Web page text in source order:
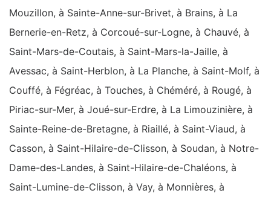
Mouzillon, à Sainte-Anne-sur-Brivet, à Brains, à La
Bernerie-en-Retz, à Corcoué-sur-Logne, à Chauvé, à
Saint-Mars-de-Coutais, à Saint-Mars-la-Jaille, à
Avessac, à Saint-Herblon, à La Planche, à Saint-Molf, à
Couffé, à Fégréac, à Touches, à Chéméré, à Rougé, à
Piriac-sur-Mer, à Joué-sur-Erdre, à La Limouzinière, à
Sainte-Reine-de-Bretagne, à Riaillé, à Saint-Viaud, à
Casson, à Saint-Hilaire-de-Clisson, à Soudan, à Notre-
Dame-des-Landes, à Saint-Hilaire-de-Chaléons, à
Saint-Lumine-de-Clisson, à Vay, à Monnières, à